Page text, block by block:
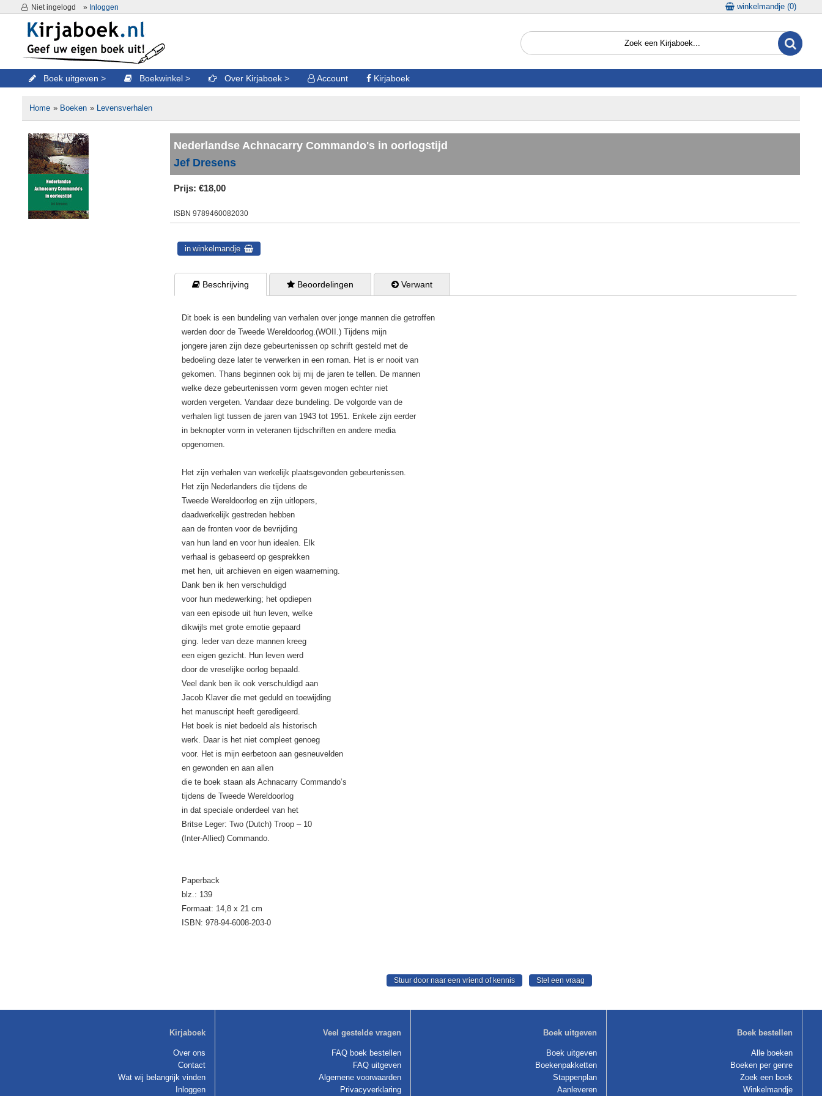
Niet ingelogd » Inloggen winkelmandje (0)
Boek uitgeven Boekwinkel Over Kirjaboek Account Kirjaboek
Home » Boeken » Levensverhalen
Nederlandse Achnacarry Commando's in oorlogstijd
Jef Dresens
Prijs: €18,00
ISBN 9789460082030
 Beschrijving  Beoordelingen  Verwant
Dit boek is een bundeling van verhalen over jonge mannen die getroffen
werden door de Tweede Wereldoorlog.(WOII.) Tijdens mijn
jongere jaren zijn deze gebeurtenissen op schrift gesteld met de
bedoeling deze later te verwerken in een roman. Het is er nooit van
gekomen. Thans beginnen ook bij mij de jaren te tellen. De mannen
welke deze gebeurtenissen vorm geven mogen echter niet
worden vergeten. Vandaar deze bundeling. De volgorde van de
verhalen ligt tussen de jaren van 1943 tot 1951. Enkele zijn eerder
in beknopter vorm in veteranen tijdschriften en andere media
opgenomen.
Het zijn verhalen van werkelijk plaatsgevonden gebeurtenissen.
Het zijn Nederlanders die tijdens de
Tweede Wereldoorlog en zijn uitlopers,
daadwerkelijk gestreden hebben
aan de fronten voor de bevrijding
van hun land en voor hun idealen. Elk
verhaal is gebaseerd op gesprekken
met hen, uit archieven en eigen waarneming.
Dank ben ik hen verschuldigd
voor hun medewerking; het opdiepen
van een episode uit hun leven, welke
dikwijls met grote emotie gepaard
ging. Ieder van deze mannen kreeg
een eigen gezicht. Hun leven werd
door de vreselijke oorlog bepaald.
Veel dank ben ik ook verschuldigd aan
Jacob Klaver die met geduld en toewijding
het manuscript heeft geredigeerd.
Het boek is niet bedoeld als historisch
werk. Daar is het niet compleet genoeg
voor. Het is mijn eerbetoon aan gesneuvelden
en gewonden en aan allen
die te boek staan als Achnacarry Commando’s
tijdens de Tweede Wereldoorlog
in dat speciale onderdeel van het
Britse Leger: Two (Dutch) Troop – 10
(Inter-Allied) Commando.
Paperback
blz.: 139
Formaat: 14,8 x 21 cm
ISBN: 978-94-6008-203-0
Kirjaboek
Over ons
Contact
Wat wij belangrijk vinden
Inloggen
Veel gestelde vragen
FAQ boek bestellen
FAQ uitgeven
Algemene voorwaarden
Privacyverklaring
Boek uitgeven
Boek uitgeven
Boekenpakketten
Stappenplan
Aanleveren
Boek bestellen
Alle boeken
Boeken per genre
Zoek een boek
Winkelmandje